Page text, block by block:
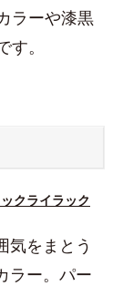
ラーや漆黒
。
クライラック
気をまとう
ラー。パー